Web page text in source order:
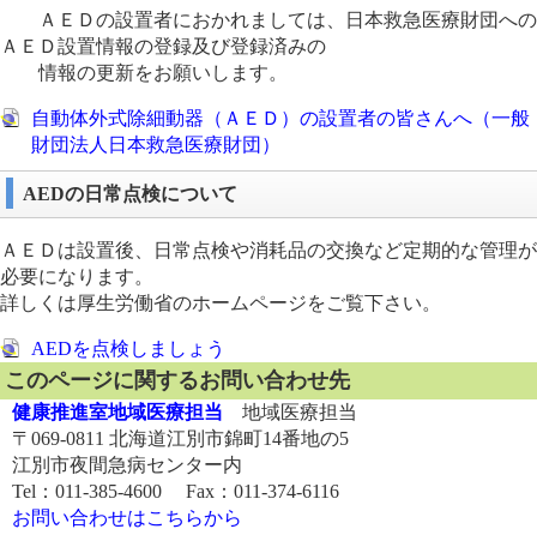
ＡＥＤの設置者におかれましては、日本救急医療財団への
ＡＥＤ設置情報の登録及び登録済みの
情報の更新をお願いします。
自動体外式除細動器（ＡＥＤ）の設置者の皆さんへ（一般
財団法人日本救急医療財団）
AEDの日常点検について
ＡＥＤは設置後、日常点検や消耗品の交換など定期的な管理が
必要になります。
詳しくは厚生労働省のホームページをご覧下さい。
AEDを点検しましょう
このページに関するお問い合わせ先
健康推進室地域医療担当 地域医療担当
〒069-0811 北海道江別市錦町14番地の5
江別市夜間急病センター内
Tel：011-385-4600 Fax：011-374-6116
お問い合わせはこちらから